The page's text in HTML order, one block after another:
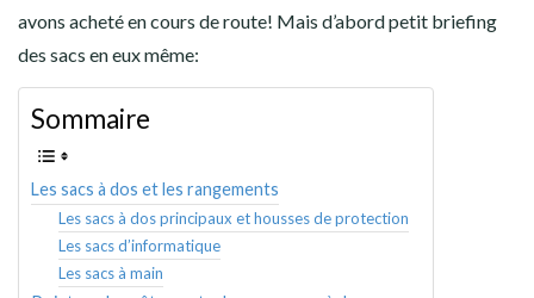
avons acheté en cours de route! Mais d’abord petit briefing
des sacs en eux même:
Sommaire
Les sacs à dos et les rangements
Les sacs à dos principaux et housses de protection
Les sacs d’informatique
Les sacs à main